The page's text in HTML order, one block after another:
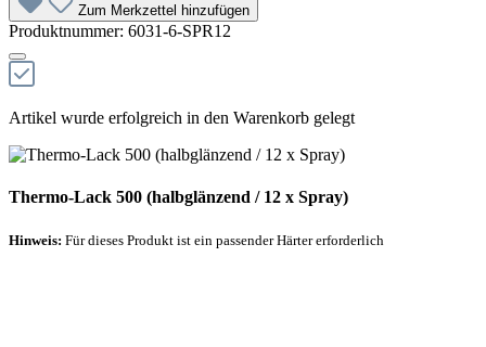
Zum Merkzettel hinzufügen
Produktnummer: 6031-6-SPR12
Artikel wurde erfolgreich in den Warenkorb gelegt
Thermo-Lack 500 (halbglänzend / 12 x Spray)
Hinweis: Für dieses Produkt ist ein passender Härter erforderlich